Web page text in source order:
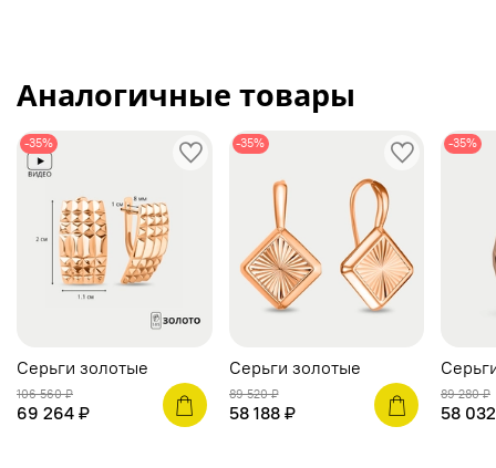
Аналогичные товары
-35%
Серьги золотые
106 560 ₽
69 264 ₽
-35%
Серьги золотые
89 520 ₽
58 188 ₽
-35%
89 280 ₽
58